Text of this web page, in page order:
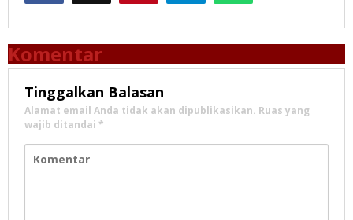
Komentar
Tinggalkan Balasan
Alamat email Anda tidak akan dipublikasikan. Ruas yang
wajib ditandai *